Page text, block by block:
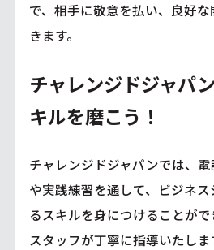
で、相手に敬意を払い、良好
きます。
チャレンジドジャパ
キルを磨こう！
チャレンジドジャパンでは、
や実践練習を通して、ビジネ
るスキルを身につけることが
スタッフが丁寧に指導いたし